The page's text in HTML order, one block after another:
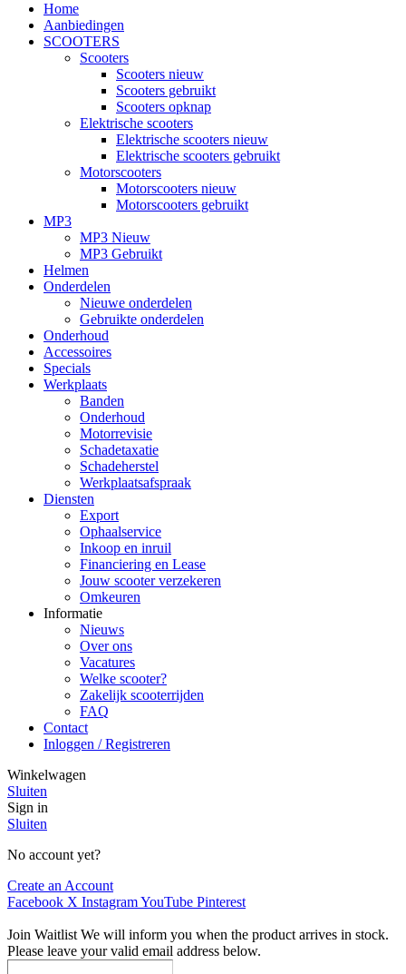
Home
Aanbiedingen
SCOOTERS
Scooters
Scooters nieuw
Scooters gebruikt
Scooters opknap
Elektrische scooters
Elektrische scooters nieuw
Elektrische scooters gebruikt
Motorscooters
Motorscooters nieuw
Motorscooters gebruikt
MP3
MP3 Nieuw
MP3 Gebruikt
Helmen
Onderdelen
Nieuwe onderdelen
Gebruikte onderdelen
Onderhoud
Accessoires
Specials
Werkplaats
Banden
Onderhoud
Motorrevisie
Schadetaxatie
Schadeherstel
Werkplaatsafspraak
Diensten
Export
Ophaalservice
Inkoop en inruil
Financiering en Lease
Jouw scooter verzekeren
Omkeuren
Informatie
Nieuws
Over ons
Vacatures
Welke scooter?
Zakelijk scooterrijden
FAQ
Contact
Inloggen / Registreren
Winkelwagen
Sluiten
Sign in
Sluiten
No account yet?
Create an Account
Facebook X InstagramYouTube Pinterest
Join Waitlist We will inform you when the product arrives in stock.
Please leave your valid email address below.